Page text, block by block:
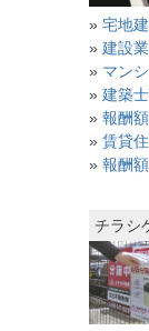
» 宅地
» 建設
» マン
» 建築
» 報酬
» 賃貸
» 報酬
チラシ